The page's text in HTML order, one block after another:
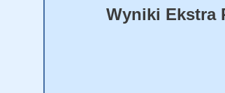
Wyniki Ekstra